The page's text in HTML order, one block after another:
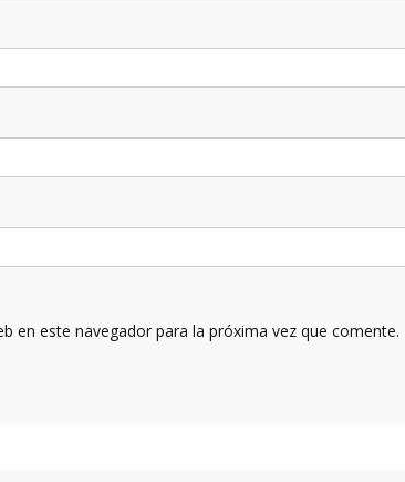
en este navegador para la próxima vez que comente.